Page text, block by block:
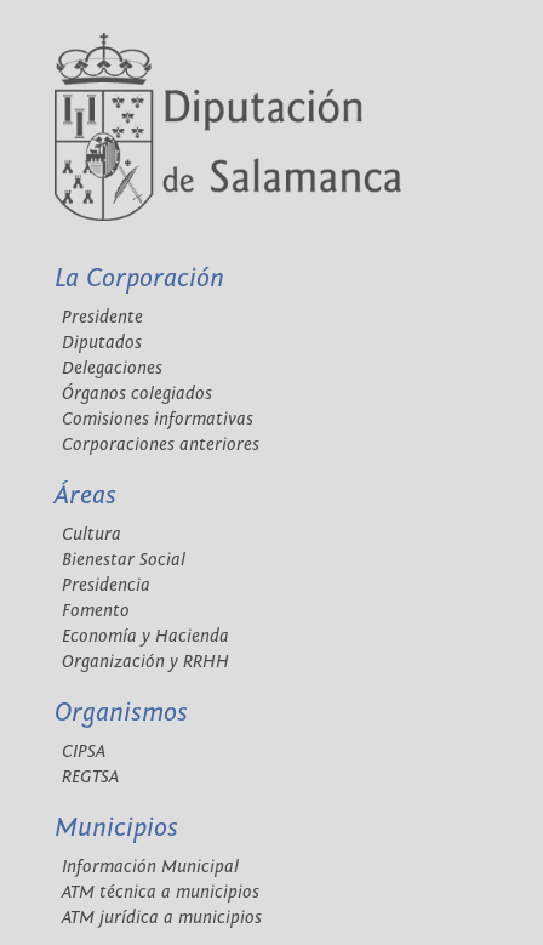
La Corporación
Presidente
Diputados
Delegaciones
Órganos colegiados
Comisiones informativas
Corporaciones anteriores
Áreas
Cultura
Bienestar Social
Presidencia
Fomento
Economía y Hacienda
Organización y RRHH
Organismos
CIPSA
REGTSA
Municipios
Información Municipal
ATM técnica a municipios
ATM jurídica a municipios